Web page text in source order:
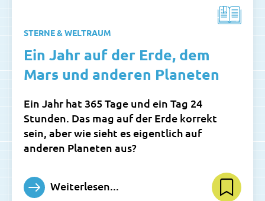
STERNE & WELTRAUM
Ein Jahr auf der Erde, dem
Mars und anderen Planeten
Ein Jahr hat 365 Tage und ein Tag 24
Stunden. Das mag auf der Erde korrekt
sein, aber wie sieht es eigentlich auf
anderen Planeten aus?
Weiterlesen...